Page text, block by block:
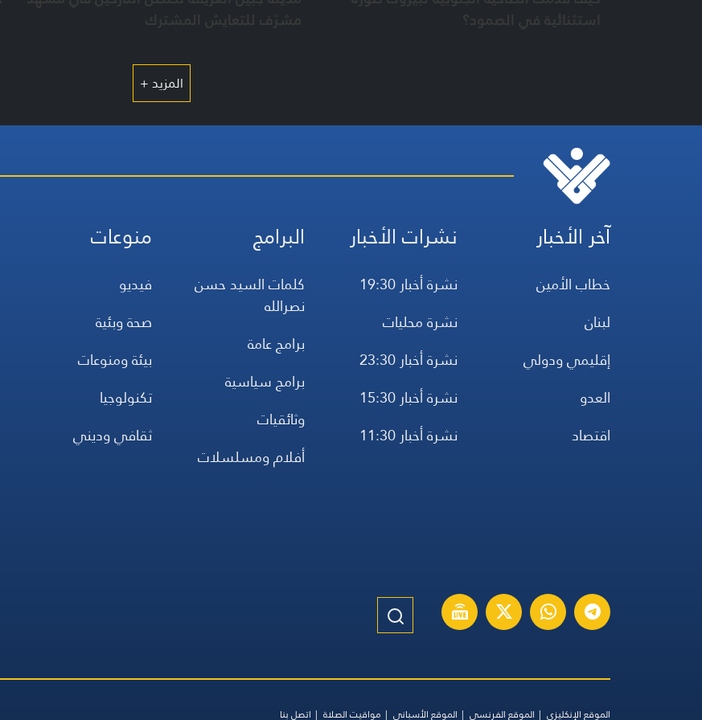
استثنائية في الصمود؟
مشرّف للتعايش المشترك
المزيد +
آخر الأخبار
خطاب الأمين
لبنان
إقليمي ودولي
العدو
اقتصاد
نشرات الأخبار
نشرة أخبار 19:30
نشرة محليات
نشرة أخبار 23:30
نشرة أخبار 15:30
نشرة أخبار 11:30
البرامج
كلمات السيد حسن
نصرالله
برامج عامة
برامج سياسية
وثائقيات
أفلام ومسلسلات
منوعات
فيديو
صحة وبئية
بيئة ومنوعات
تكنولوجيا
ثقافي وديني
الموقع الإنكليزي الموقع الفرنسي الموقع الأسباني مواقيت الصلاة اتصل بنا